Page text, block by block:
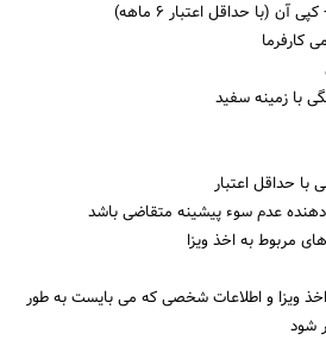
(با حداقل اعتبار ۶ ماهه)
کارفرما
حداقل اعتبار
دهنده عدم سوء پیشینه متقاضی باشد
مربوط به اخذ ویزا
ویزا و اطلاعات شخصی که می بایست به طور
شود